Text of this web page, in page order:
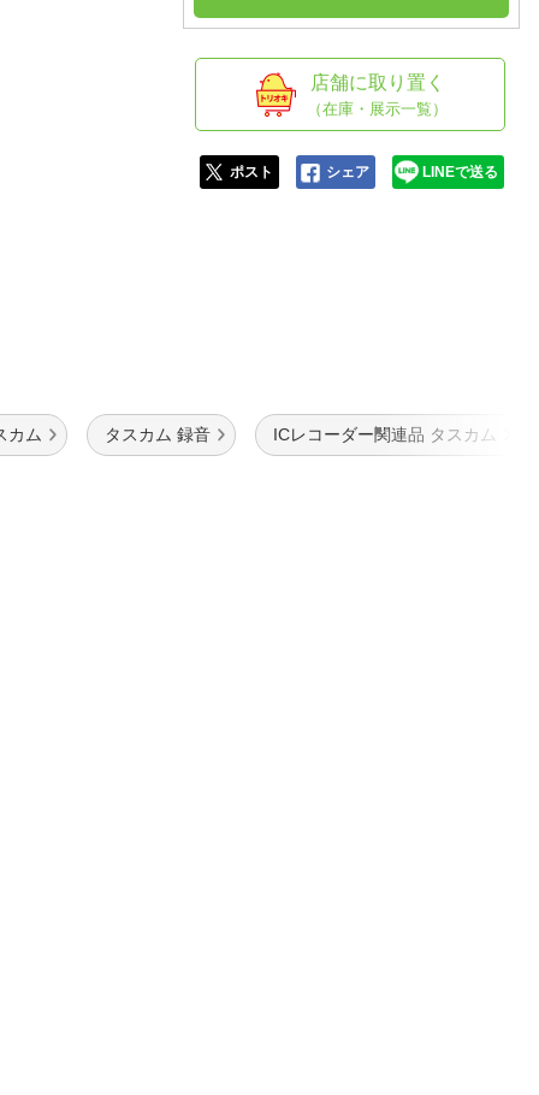
店舗に取り置く
（在庫・展示一覧）
ポスト シェア LINEで送る
カム タスカム 録音 ICレコーダー関連品 タスカム